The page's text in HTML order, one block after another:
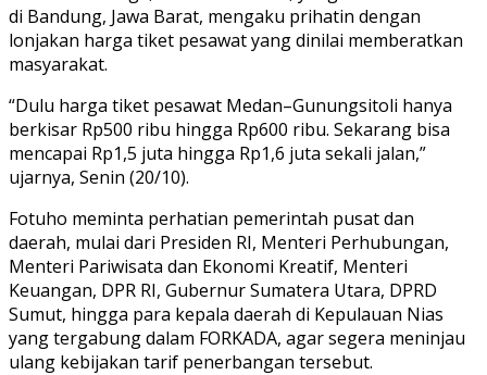
di Bandung, Jawa Barat, mengaku prihatin dengan
lonjakan harga tiket pesawat yang dinilai memberatkan
masyarakat.
“Dulu harga tiket pesawat Medan–Gunungsitoli hanya
berkisar Rp500 ribu hingga Rp600 ribu. Sekarang bisa
mencapai Rp1,5 juta hingga Rp1,6 juta sekali jalan,”
ujarnya, Senin (20/10).
Fotuho meminta perhatian pemerintah pusat dan
daerah, mulai dari Presiden RI, Menteri Perhubungan,
Menteri Pariwisata dan Ekonomi Kreatif, Menteri
Keuangan, DPR RI, Gubernur Sumatera Utara, DPRD
Sumut, hingga para kepala daerah di Kepulauan Nias
yang tergabung dalam FORKADA, agar segera meninjau
ulang kebijakan tarif penerbangan tersebut.